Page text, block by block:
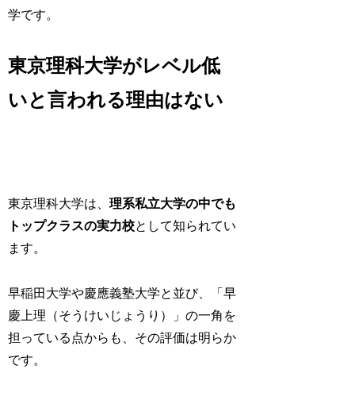
学です。
東京理科大学がレベル低
いと言われる理由はない
東京理科大学は、理系私立大学の中でも
トップクラスの実力校として知られてい
ます。
早稲田大学や慶應義塾大学と並び、「早
慶上理（そうけいじょうり）」の一角を
担っている点からも、その評価は明らか
です。